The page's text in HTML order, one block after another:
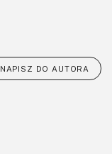
NAPISZ DO AUTORA